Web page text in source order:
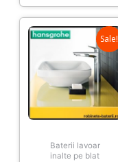
Sale!
Baterii lavoar
inalte pe blat